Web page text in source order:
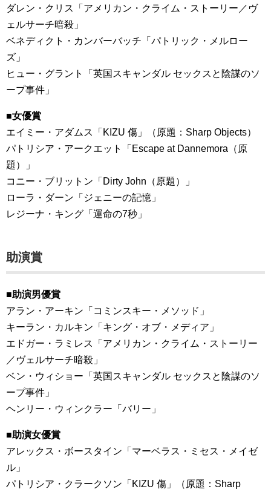
ダレン・クリス「アメリカン・クライム・ストーリー／ヴ
ェルサーチ暗殺」
ベネディクト・カンバーバッチ「パトリック・メルロー
ズ」
ヒュー・グラント「英国スキャンダル セックスと陰謀のソ
ープ事件」
■女優賞
エイミー・アダムス「KIZU 傷」（原題：Sharp Objects）
パトリシア・アークエット「Escape at Dannemora（原
題）」
コニー・ブリットン「Dirty John（原題）」
ローラ・ダーン「ジェニーの記憶」
レジーナ・キング「運命の7秒」
助演賞
■助演男優賞
アラン・アーキン「コミンスキー・メソッド」
キーラン・カルキン「キング・オブ・メディア」
エドガー・ラミレス「アメリカン・クライム・ストーリー
／ヴェルサーチ暗殺」
ベン・ウィショー「英国スキャンダル セックスと陰謀のソ
ープ事件」
ヘンリー・ウィンクラー「バリー」
■助演女優賞
アレックス・ボースタイン「マーベラス・ミセス・メイゼ
ル」
パトリシア・クラークソン「KIZU 傷」（原題：Sharp